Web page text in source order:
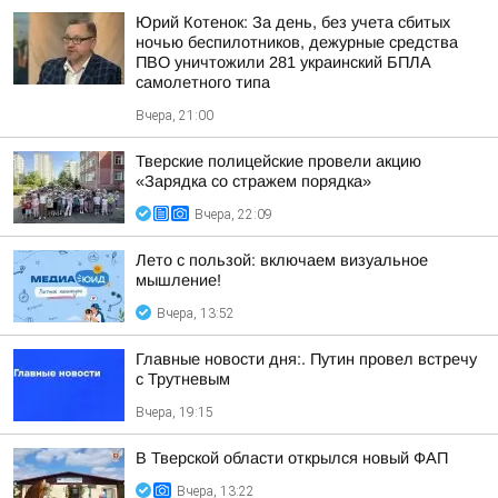
Юрий Котенок: За день, без учета сбитых
ночью беспилотников, дежурные средства
ПВО уничтожили 281 украинский БПЛА
самолетного типа
Вчера, 21:00
Тверские полицейские провели акцию
«Зарядка со стражем порядка»
Вчера, 22:09
Лето с пользой: включаем визуальное
мышление!
Вчера, 13:52
Главные новости дня:. Путин провел встречу
с Трутневым
Вчера, 19:15
В Тверской области открылся новый ФАП
Вчера, 13:22